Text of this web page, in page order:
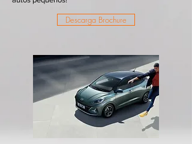
Descarga Brochure